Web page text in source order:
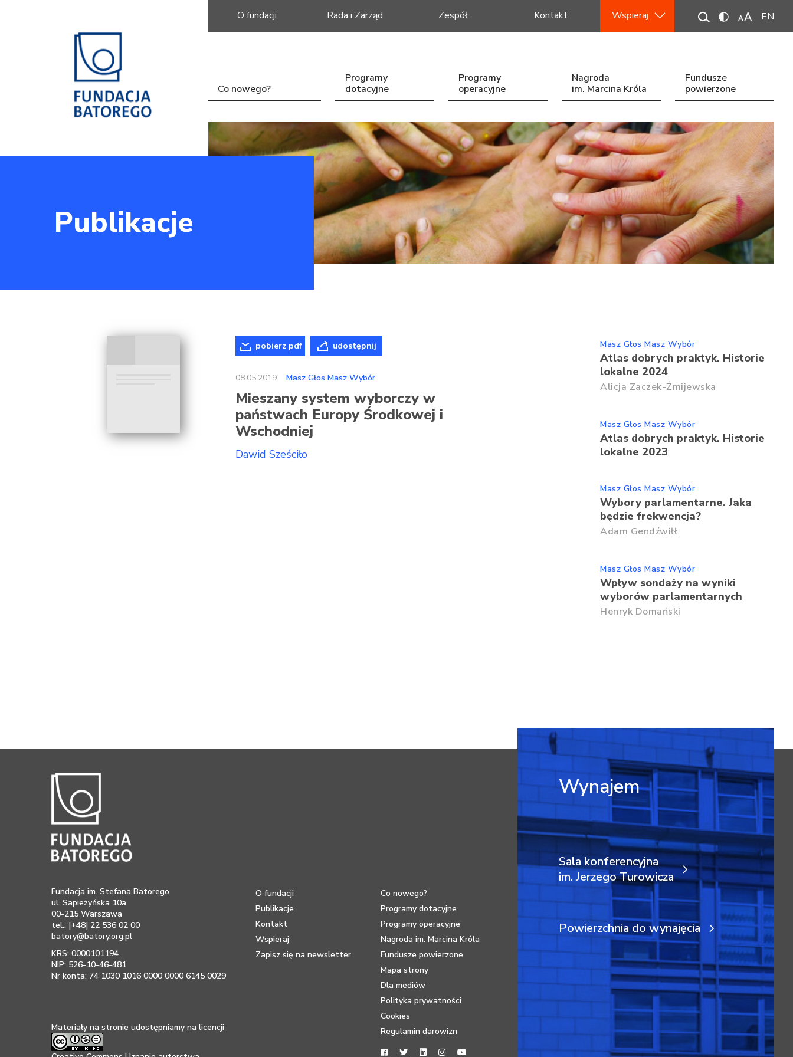
O fundacji Rada i Zarząd Zespół Kontakt Wspieraj EN
Co nowego?
Programy
dotacyjne
Programy
operacyjne
Nagroda
im. Marcina Króla
Fundusze
powierzone
Publikacje
pobierz pdf udostępnij
08.05.2019 Masz Głos Masz Wybór
Mieszany system wyborczy w
państwach Europy Środkowej i
Wschodniej
Dawid Sześciło
Masz Głos Masz Wybór
Atlas dobrych praktyk. Historie
lokalne 2024
Alicja Zaczek-Żmijewska
Masz Głos Masz Wybór
Atlas dobrych praktyk. Historie
lokalne 2023
Masz Głos Masz Wybór
Wybory parlamentarne. Jaka
będzie frekwencja?
Adam Gendźwiłł
Masz Głos Masz Wybór
Wpływ sondaży na wyniki
wyborów parlamentarnych
Henryk Domański
Fundacja im. Stefana Batorego
ul. Sapieżyńska 10a
00-215 Warszawa
tel.: |+48| 22 536 02 00
batory@batory.org.pl
KRS: 0000101194
NIP: 526-10-46-481
Nr konta: 74 1030 1016 0000 0000 6145 0029
Materiały na stronie udostępniamy na licencji
O fundacji
Publikacje
Kontakt
Wspieraj
Zapisz się na newsletter
Co nowego?
Programy dotacyjne
Programy operacyjne
Nagroda im. Marcina Króla
Fundusze powierzone
Mapa strony
Dla mediów
Polityka prywatności
Cookies
Regulamin darowizn
Wynajem
Sala konferencyjna
im. Jerzego Turowicza
Powierzchnia do wynajęcia